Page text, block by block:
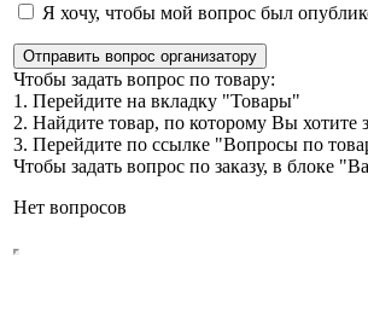
Я хочу, чтобы мой вопрос был
Отправить вопрос организатору
Чтобы задать вопрос по товару:
1. Перейдите на вкладку "Товары"
2. Найдите товар, по которому Вы хотите
3. Перейдите по ссылке "Вопросы по
Чтобы задать вопрос по заказу, в блоке
Нет вопросов